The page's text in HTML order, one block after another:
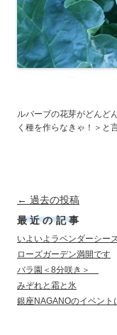
ルバーブの花芽がどんど
く種を作らなきゃ！＞と
投稿ナビゲーション
← 過去の投稿
最近の記事
いよいよラベンダーシー
ローズガーデン満開です
バラ園＜8分咲き＞
みぞれと霜と氷
銀座NAGANOのイベント